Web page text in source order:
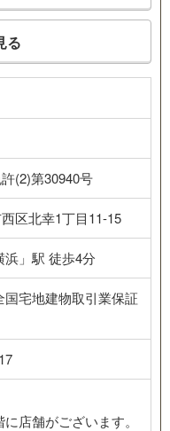
る
(2)第30940号
区北幸1丁目11-15
」駅 徒歩4分
宅地建物取引業保証
店舗がございます。